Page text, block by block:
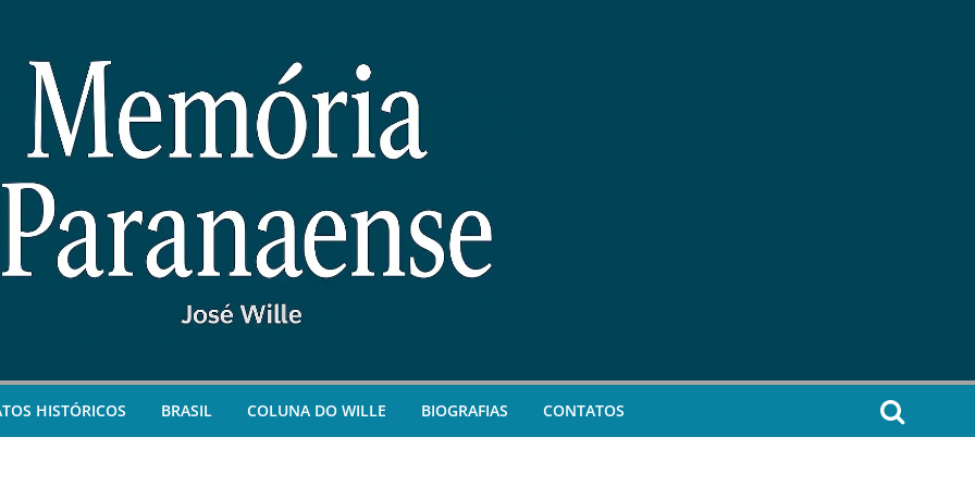
HISTÓRICOS BRASIL COLUNA DO WILLE BIOGRAFIAS CONTATOS